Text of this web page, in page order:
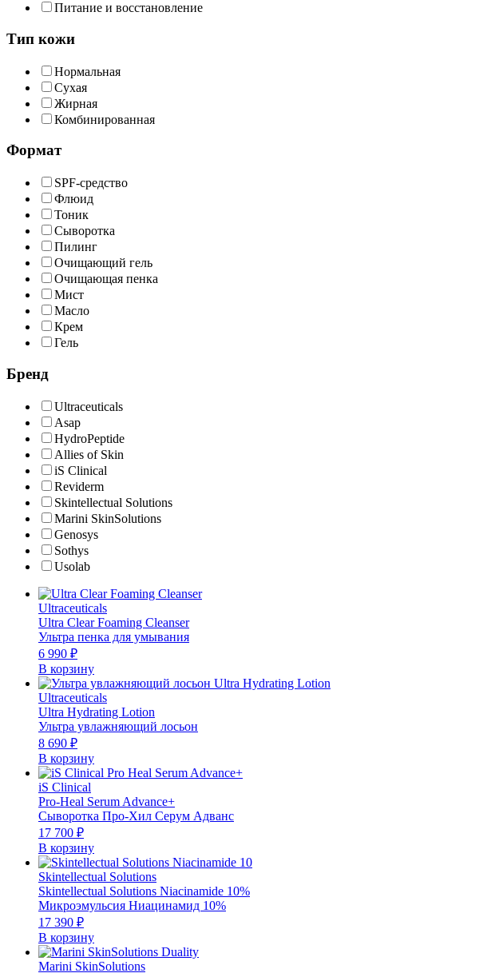
Питание и восстановление
Тип кожи
Нормальная
Сухая
Жирная
Комбинированная
Формат
SPF-средство
Флюид
Тоник
Сыворотка
Пилинг
Очищающий гель
Очищающая пенка
Мист
Масло
Крем
Гель
Бренд
Ultraceuticals
Asap
HydroPeptide
Allies of Skin
iS Clinical
Reviderm
Skintellectual Solutions
Marini SkinSolutions
Genosys
Sothys
Usolab
Ultraceuticals
Ultra Clear Foaming Cleanser
Ультра пенка для умывания
6 990 ₽
В корзину
Ultraceuticals
Ultra Hydrating Lotion
Ультра увлажняющий лосьон
8 690 ₽
В корзину
iS Clinical
Pro-Heal Serum Advance+
Сыворотка Про-Хил Серум Адванс
17 700 ₽
В корзину
Skintellectual Solutions
Skintellectual Solutions Niacinamide 10%
Микроэмульсия Ниацинамид 10%
17 390 ₽
В корзину
Marini SkinSolutions